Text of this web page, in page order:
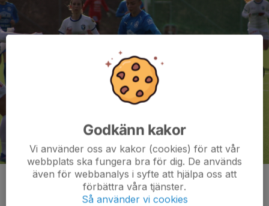
Godkänn kakor
Vi använder oss av kakor (cookies) för att vår
webbplats ska fungera bra för dig. De används
även för webbanalys i syfte att hjälpa oss att
förbättra våra tjänster.
Så använder vi cookies